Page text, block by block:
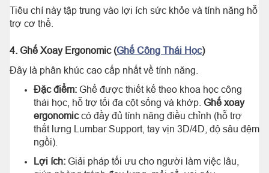
Tiêu chí này tập trung vào lợi ích sức khỏe và tính năng hỗ
trợ cơ thể.
4. Ghế Xoay Ergonomic (Ghế Công Thái Học)
Đây là phân khúc cao cấp nhất về tính năng.
Đặc điểm: Ghế được thiết kế theo khoa học công
thái học, hỗ trợ tối đa cột sống và khớp. Ghế xoay
ergonomiccó đầy đủ tính năng điều chỉnh (hỗ trợ
thắt lưng Lumbar Support, tay vịn 3D/4D, độ sâu đệm
ngồi).
Lợi ích: Giải pháp tối ưu cho người làm việc lâu,